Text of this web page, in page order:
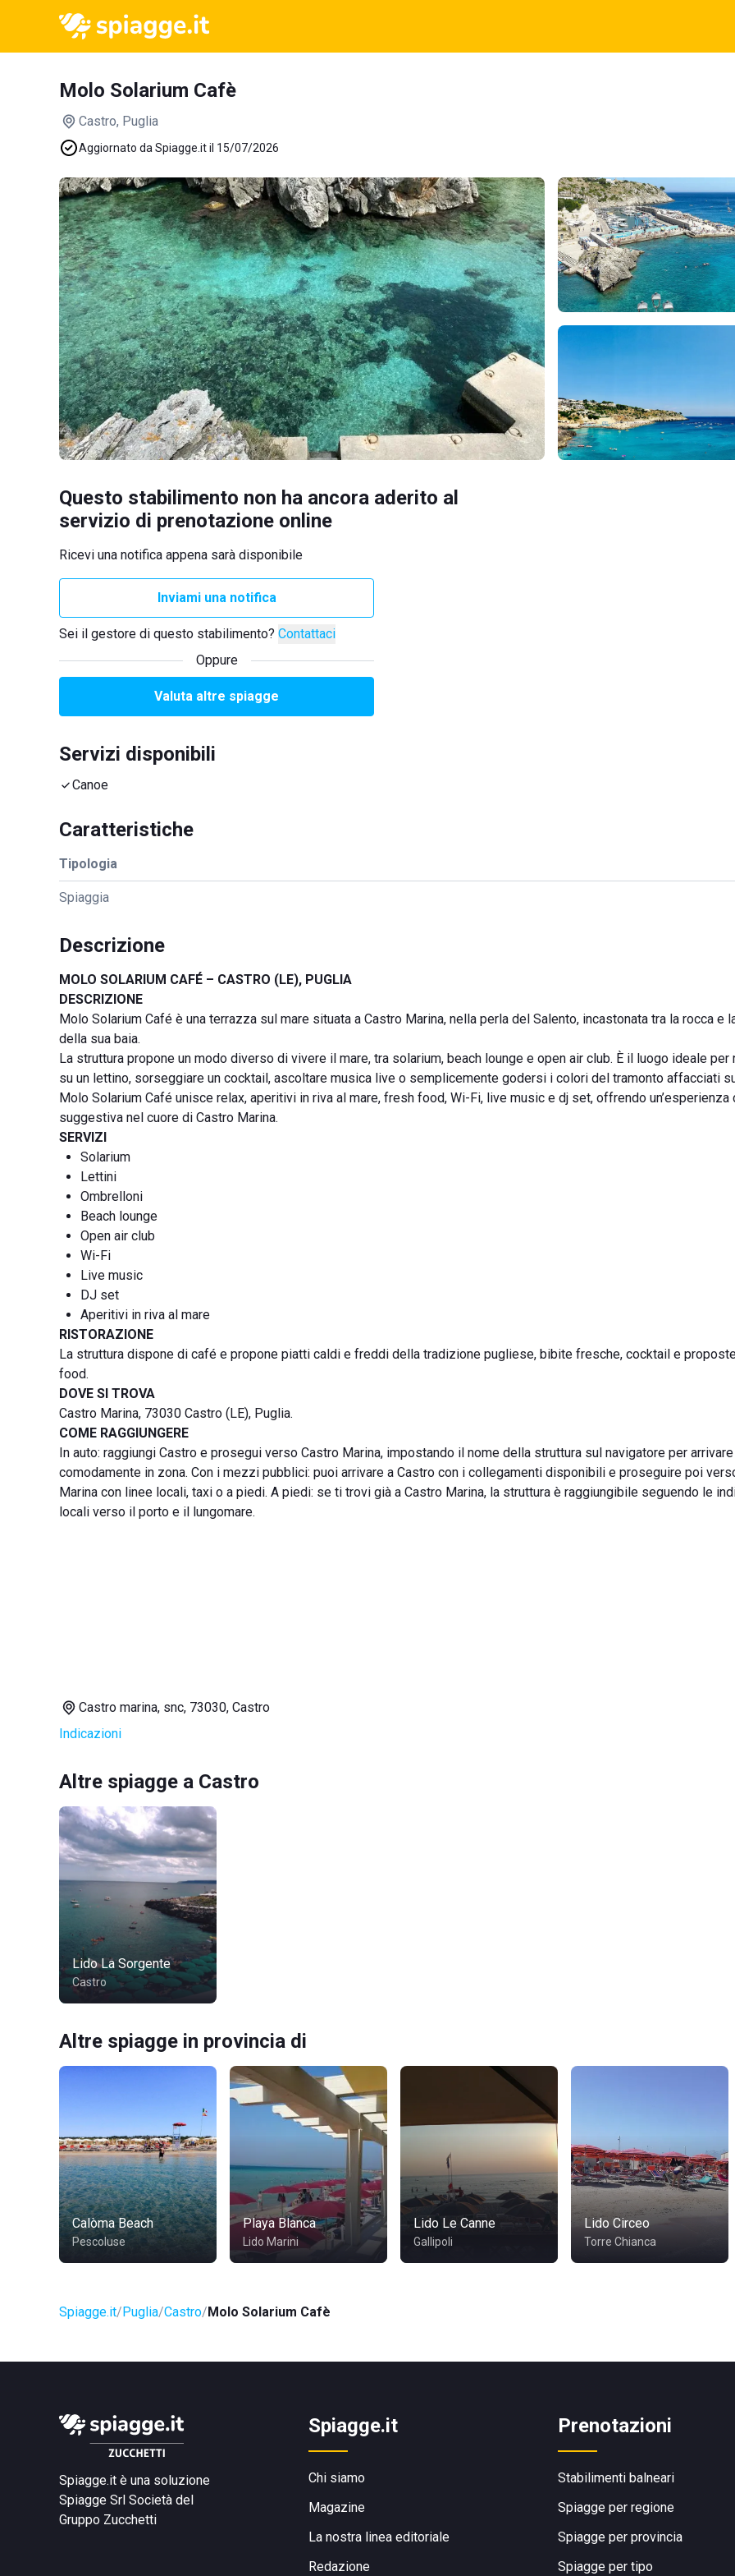
Molo Solarium Cafè
Castro, Puglia
Aggiornato da Spiagge.it il 15/07/2026
Questo stabilimento non ha ancora aderito al
servizio di prenotazione online
Ricevi una notifica appena sarà disponibile
Inviami una notifica
Sei il gestore di questo stabilimento? Contattaci
Oppure
Valuta altre spiagge
Servizi disponibili
Canoe
Caratteristiche
Tipologia
Spiaggia
Descrizione
MOLO SOLARIUM CAFÉ – CASTRO (LE), PUGLIA
DESCRIZIONE
Molo Solarium Café è una terrazza sul mare situata a Castro Marina, nella perla del Salento, incastonata tra la rocca e
della sua baia.
La struttura propone un modo diverso di vivere il mare, tra solarium, beach lounge e open air club. È il luogo ideale
su un lettino, sorseggiare un cocktail, ascoltare musica live o semplicemente godersi i colori del tramonto affacciati
Molo Solarium Café unisce relax, aperitivi in riva al mare, fresh food, Wi-Fi, live music e dj set, offrendo un’esperienza
suggestiva nel cuore di Castro Marina.
SERVIZI
Solarium
Lettini
Ombrelloni
Beach lounge
Open air club
Wi-Fi
Live music
DJ set
Aperitivi in riva al mare
RISTORAZIONE
La struttura dispone di café e propone piatti caldi e freddi della tradizione pugliese, bibite fresche, cocktail e
food.
DOVE SI TROVA
Castro Marina, 73030 Castro (LE), Puglia.
COME RAGGIUNGERE
In auto: raggiungi Castro e prosegui verso Castro Marina, impostando il nome della struttura sul navigatore per arrivare
comodamente in zona. Con i mezzi pubblici: puoi arrivare a Castro con i collegamenti disponibili e proseguire poi
Marina con linee locali, taxi o a piedi. A piedi: se ti trovi già a Castro Marina, la struttura è raggiungibile seguendo le
locali verso il porto e il lungomare.
Castro marina, snc, 73030, Castro
Indicazioni
Altre spiagge a Castro
Lido La Sorgente
Castro
Altre spiagge in provincia di
Calòma Beach
Pescoluse
Playa Blanca
Lido Marini
Lido Le Canne
Gallipoli
Lido Circeo
Torre Chianca
Spiagge.it Puglia Castro Molo Solarium Cafè
Spiagge.it è una soluzione
Spiagge Srl Società del
Gruppo Zucchetti
Spiagge.it
Chi siamo
Magazine
La nostra linea editoriale
Redazione
Prenotazioni
Stabilimenti balneari
Spiagge per regione
Spiagge per provincia
Spiagge per tipo